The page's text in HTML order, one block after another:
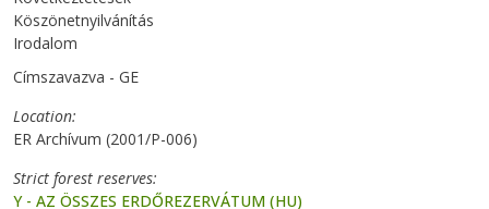
Köszönetnyilvánítás
Irodalom
Címszavazva - GE
Location
ER Archívum (2001/P-006)
Strict forest reserves
Y - AZ ÖSSZES ERDŐREZERVÁTUM (HU)